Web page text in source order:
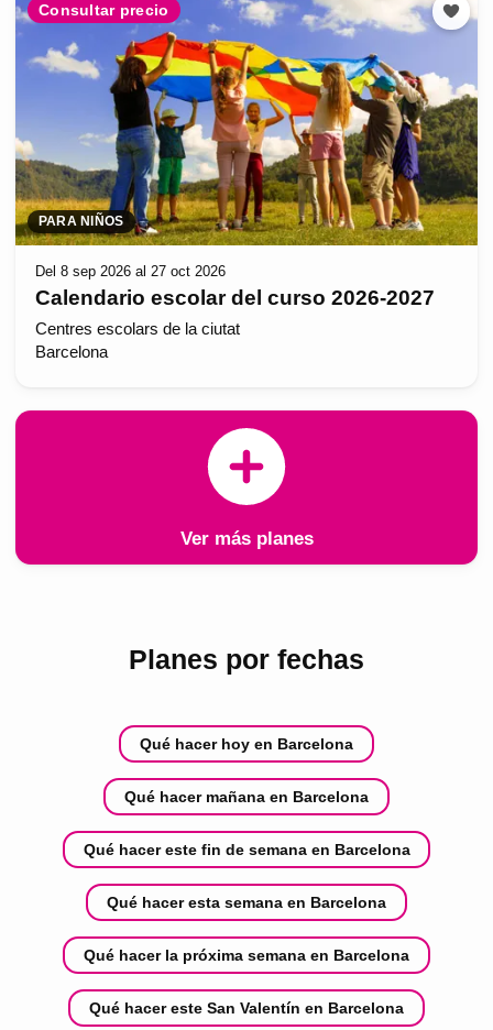
Consultar precio
PARA NIÑOS
Del 8 sep 2026 al 27 oct 2026
Calendario escolar del curso 2026-2027
Centres escolars de la ciutat
Barcelona
Ver más planes
Planes por fechas
Qué hacer hoy en Barcelona
Qué hacer mañana en Barcelona
Qué hacer este fin de semana en Barcelona
Qué hacer esta semana en Barcelona
Qué hacer la próxima semana en Barcelona
Qué hacer este San Valentín en Barcelona